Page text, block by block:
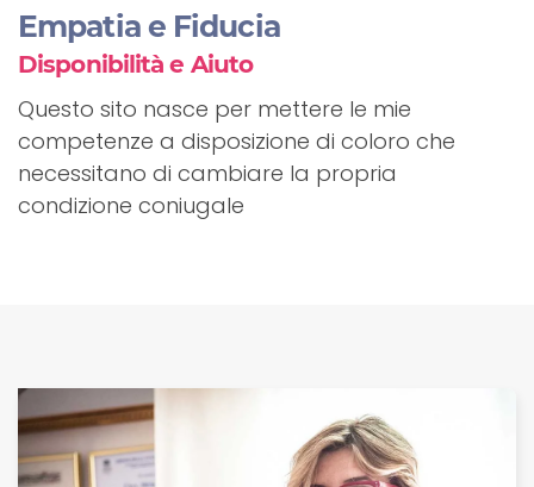
Empatia e Fiducia
Disponibilità e Aiuto
Questo sito nasce per mettere le mie
competenze a disposizione di coloro che
necessitano di cambiare la propria
condizione coniugale